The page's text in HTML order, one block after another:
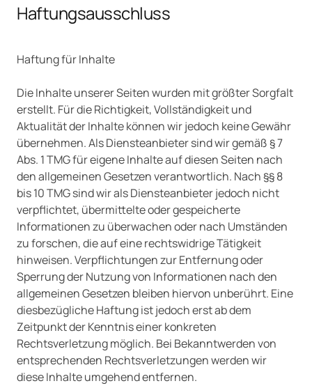
Haftungsausschluss
Haftung für Inhalte
Die Inhalte unserer Seiten wurden mit größter Sorgfalt
erstellt. Für die Richtigkeit, Vollständigkeit und
Aktualität der Inhalte können wir jedoch keine Gewähr
übernehmen. Als Diensteanbieter sind wir gemäß § 7
Abs. 1 TMG für eigene Inhalte auf diesen Seiten nach
den allgemeinen Gesetzen verantwortlich. Nach §§ 8
bis 10 TMG sind wir als Diensteanbieter jedoch nicht
verpflichtet, übermittelte oder gespeicherte
Informationen zu überwachen oder nach Umständen
zu forschen, die auf eine rechtswidrige Tätigkeit
hinweisen. Verpflichtungen zur Entfernung oder
Sperrung der Nutzung von Informationen nach den
allgemeinen Gesetzen bleiben hiervon unberührt. Eine
diesbezügliche Haftung ist jedoch erst ab dem
Zeitpunkt der Kenntnis einer konkreten
Rechtsverletzung möglich. Bei Bekanntwerden von
entsprechenden Rechtsverletzungen werden wir
diese Inhalte umgehend entfernen.